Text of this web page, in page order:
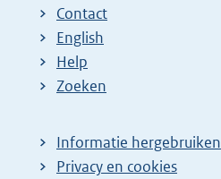
Contact
English
Help
Zoeken
Informatie hergebruiken
Privacy en cookies